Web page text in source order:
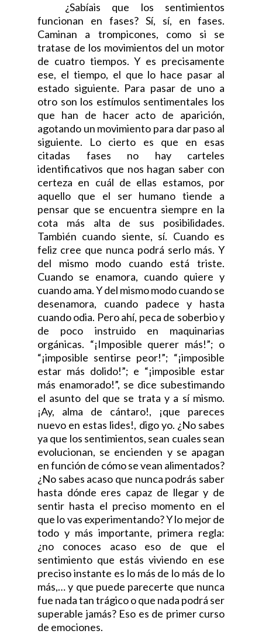
¿Sabíais que los sentimientos
funcionan en fases? Sí, sí, en fases.
Caminan a trompicones, como si se
tratase de los movimientos del un motor
de cuatro tiempos. Y es precisamente
ese, el tiempo, el que lo hace pasar al
estado siguiente. Para pasar de uno a
otro son los estímulos sentimentales los
que han de hacer acto de aparición,
agotando un movimiento para dar paso al
siguiente. Lo cierto es que en esas
citadas fases no hay carteles
identificativos que nos hagan saber con
certeza en cuál de ellas estamos, por
aquello que el ser humano tiende a
pensar que se encuentra siempre en la
cota más alta de sus posibilidades.
También cuando siente, sí. Cuando es
feliz cree que nunca podrá serlo más. Y
del mismo modo cuando está triste.
Cuando se enamora, cuando quiere y
cuando ama. Y del mismo modo cuando se
desenamora, cuando padece y hasta
cuando odia. Pero ahí, peca de soberbio y
de poco instruido en maquinarias
orgánicas. “¡Imposible querer más!”; o
“¡imposible sentirse peor!”; “¡imposible
estar más dolido!”; e “¡imposible estar
más enamorado!”, se dice subestimando
el asunto del que se trata y a sí mismo.
¡Ay, alma de cántaro!, ¡que pareces
nuevo en estas lides!, digo yo. ¿No sabes
ya que los sentimientos, sean cuales sean
evolucionan, se encienden y se apagan
en función de cómo se vean alimentados?
¿No sabes acaso que nunca podrás saber
hasta dónde eres capaz de llegar y de
sentir hasta el preciso momento en el
que lo vas experimentando? Y lo mejor de
todo y más importante, primera regla:
¿no conoces acaso eso de que el
sentimiento que estás viviendo en ese
preciso instante es lo más de lo más de lo
más,… y que puede parecerte que nunca
fue nada tan trágico o que nada podrá ser
superable jamás? Eso es de primer curso
de emociones.